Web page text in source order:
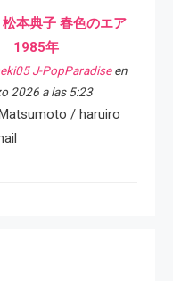
松本典子 春色のエア
1985年
J-PopParadiseen
2026 a las 5:23
/ haruiro